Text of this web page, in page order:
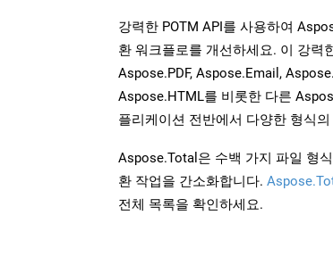
강력한 POTM API를 사용하여
환 워크플로를 개선하세요. 이 강력
Aspose.PDF, Aspose.Email,
Aspose.HTML를 비롯한 다른
플리케이션 전반에서 다양한 형식
Aspose.Total은 수백 가지 파일 형
환 작업을 간소화합니다.
전체 목록을 확인하세요.